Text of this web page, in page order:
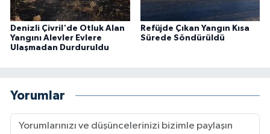
Denizli Çivril'de Otluk Alan
Yangını Alevler Evlere
Ulaşmadan Durduruldu
Refüjde Çıkan Yangın Kısa
Sürede Söndürüldü
Yorumlar